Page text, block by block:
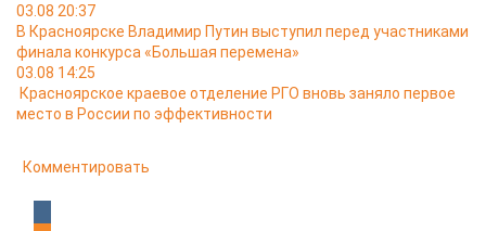
03.08 20:37
В Красноярске Владимир Путин выступил перед участниками
финала конкурса «Большая перемена»
03.08 14:25
Красноярское краевое отделение РГО вновь заняло первое
место в России по эффективности
Комментировать